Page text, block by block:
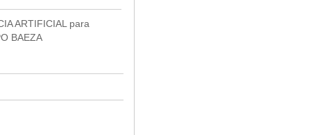
ARTIFICIAL para
BAEZA